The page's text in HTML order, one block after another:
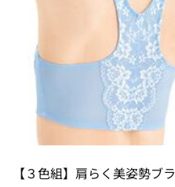
【３色組】肩らく美姿勢ブラ